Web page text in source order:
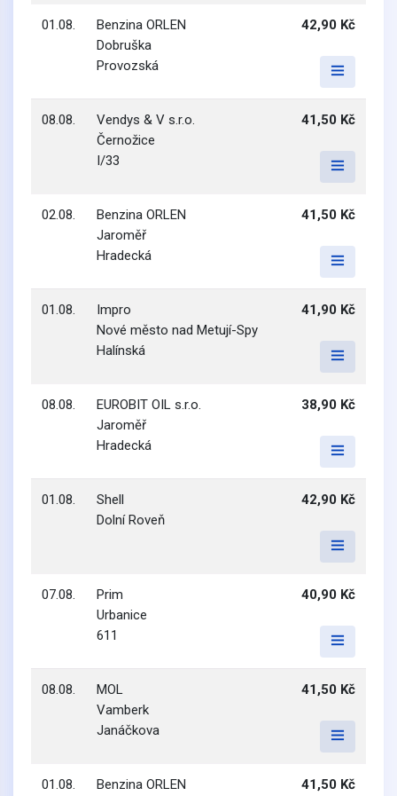
01.08.
Benzina ORLEN
Dobruška
Provozská
42,90 Kč
08.08.
Vendys & V s.r.o.
Černožice
I/33
41,50 Kč
02.08.
Benzina ORLEN
Jaroměř
Hradecká
41,50 Kč
01.08.
Impro
Nové město nad Metují-Spy
Halínská
41,90 Kč
08.08.
EUROBIT OIL s.r.o.
Jaroměř
Hradecká
38,90 Kč
01.08.
Shell
Dolní Roveň
42,90 Kč
07.08.
Prim
Urbanice
611
40,90 Kč
08.08.
MOL
Vamberk
Janáčkova
41,50 Kč
01.08.
Benzina ORLEN
41,50 Kč